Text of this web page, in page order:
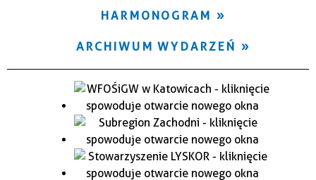
HARMONOGRAM
ARCHIWUM WYDARZEŃ